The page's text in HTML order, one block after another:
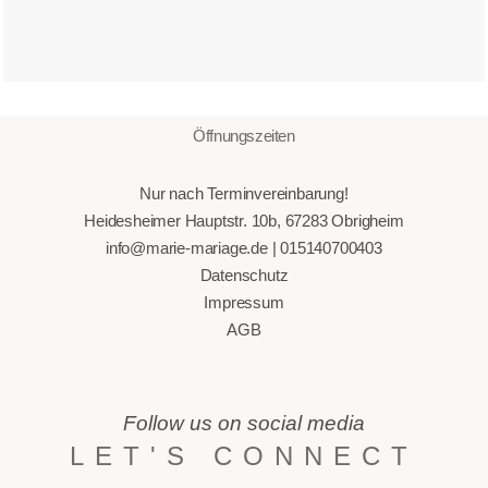
Öffnungszeiten
Nur nach Terminvereinbarung!
Heidesheimer Hauptstr. 10b, 67283 Obrigheim
info@marie-mariage.de | 015140700403
Datenschutz
Impressum
AGB
Follow us on social media
LET'S CONNECT